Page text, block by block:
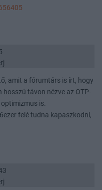
amit a fórumtárs is írt, hogy
távon nézve az OTP-
is.
felé tudna kapaszkodni,